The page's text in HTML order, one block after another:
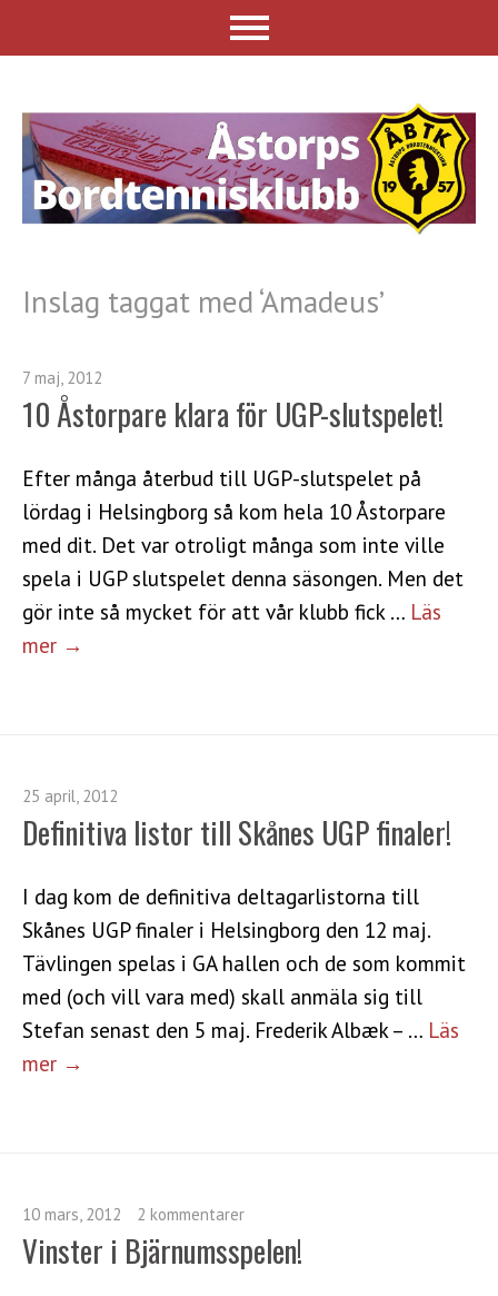
Inslag taggat med ‘Amadeus’
7 maj, 2012
10 Åstorpare klara för UGP-slutspelet!
Efter många återbud till UGP-slutspelet på
lördag i Helsingborg så kom hela 10 Åstorpare
med dit. Det var otroligt många som inte ville
spela i UGP slutspelet denna säsongen. Men det
gör inte så mycket för att vår klubb fick … Läs
mer →
25 april, 2012
Definitiva listor till Skånes UGP finaler!
I dag kom de definitiva deltagarlistorna till
Skånes UGP finaler i Helsingborg den 12 maj.
Tävlingen spelas i GA hallen och de som kommit
med (och vill vara med) skall anmäla sig till
Stefan senast den 5 maj. Frederik Albæk – … Läs
mer →
10 mars, 2012 2 kommentarer
Vinster i Bjärnumsspelen!